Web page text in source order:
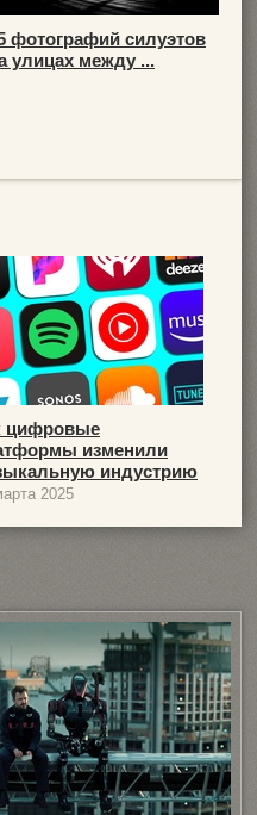
фотографий силуэтов
улицах между ...
цифровые
изменили
индустрию
2025